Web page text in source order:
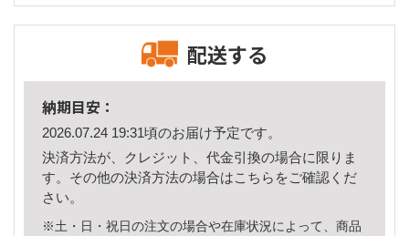
配送する
納期目安：
2026.07.24 19:31頃のお届け予定です。
決済方法が、クレジット、代金引換の場合に限りま
す。その他の決済方法の場合はこちら をご確認くだ
さい。
※土・日・祝日の注文の場合や在庫状況によって、商品